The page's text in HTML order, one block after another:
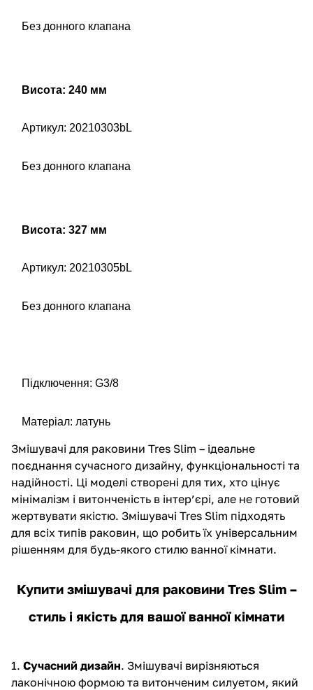
Без донного клапана
Висота: 240 мм
Артикул: 20210303bL
Без донного клапана
Висота: 327 мм
Артикул: 20210305bL
Без донного клапана
Підключення: G3/8
Матеріал: латунь
Змішувачі для раковини Tres Slim – ідеальне
поєднання сучасного дизайну, функціональності та
надійності. Ці моделі створені для тих, хто цінує
мінімалізм і витонченість в інтер’єрі, але не готовий
жертвувати якістю. Змішувачі Tres Slim підходять
для всіх типів раковин, що робить їх універсальним
рішенням для будь-якого стилю ванної кімнати.
Купити змішувачі для раковини Tres Slim –
стиль і якість для вашої ванної кімнати
1. Сучасний дизайн. Змішувачі вирізняються
лаконічною формою та витонченим силуетом, який